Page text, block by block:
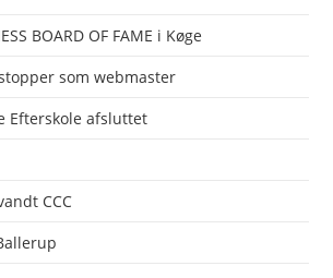
BOARD OF FAME i Køge
som webmaster
Efterskole afsluttet
CCC